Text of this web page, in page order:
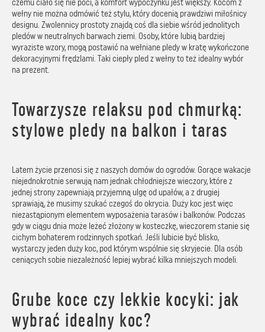
czemu ciało się nie poci, a komfort wypoczynku jest większy. Kocom z
wełny nie można odmówić też stylu, który docenią prawdziwi miłośnicy
designu. Zwolennicy prostoty znajdą coś dla siebie wśród jednolitych
pledów w neutralnych barwach ziemi. Osoby, które lubią bardziej
wyraziste wzory, mogą postawić na wełniane pledy w kratę wykończone
dekoracyjnymi frędzlami. Taki ciepły pled z wełny to też idealny wybór
na prezent.
Towarzysze relaksu pod chmurką:
stylowe pledy na balkon i taras
Latem życie przenosi się z naszych domów do ogrodów. Gorące wakacje
niejednokrotnie serwują nam jednak chłodniejsze wieczory, które z
jednej strony zapewniają przyjemną ulgę od upałów, a z drugiej
sprawiają, że musimy szukać czegoś do okrycia. Duży koc jest więc
niezastąpionym elementem wyposażenia tarasów i balkonów. Podczas
gdy w ciągu dnia może leżeć złożony w kosteczkę, wieczorem stanie się
cichym bohaterem rodzinnych spotkań. Jeśli lubicie być blisko,
wystarczy jeden duży koc, pod którym wspólnie się skryjecie. Dla osób
ceniących sobie niezależność lepiej wybrać kilka mniejszych modeli.
Grube koce czy lekkie kocyki: jak
wybrać idealny koc?